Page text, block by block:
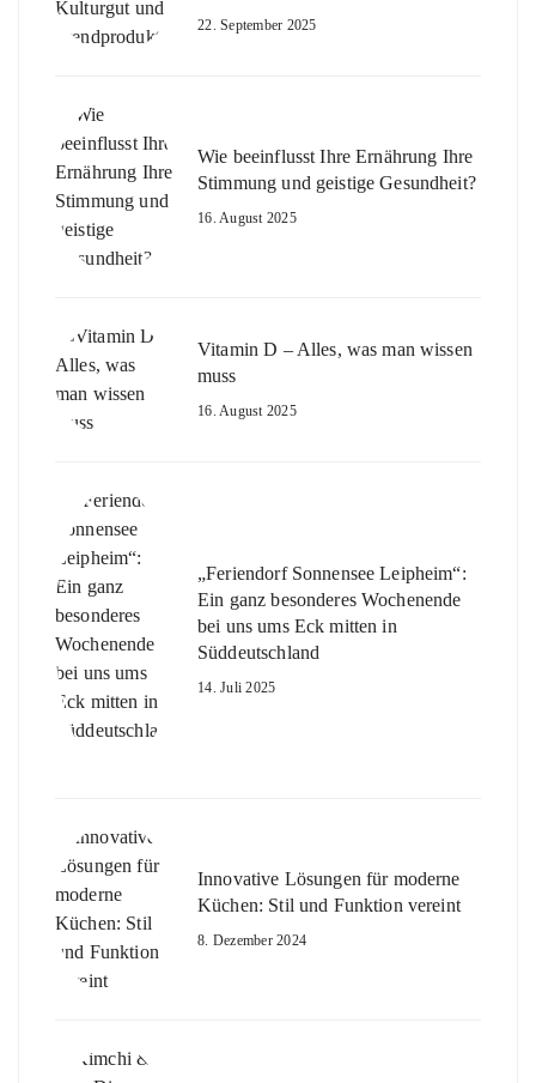
22. September 2025
Wie beeinflusst Ihre Ernährung Ihre
Stimmung und geistige Gesundheit?
16. August 2025
Vitamin D – Alles, was man wissen
muss
16. August 2025
„Feriendorf Sonnensee Leipheim“:
Ein ganz besonderes Wochenende
bei uns ums Eck mitten in
Süddeutschland
14. Juli 2025
Innovative Lösungen für moderne
Küchen: Stil und Funktion vereint
8. Dezember 2024